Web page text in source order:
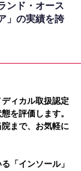
ンド・オース
」の実績を誇
ィカル取扱認定
を評価します。
まで、お気軽に
「インソール」